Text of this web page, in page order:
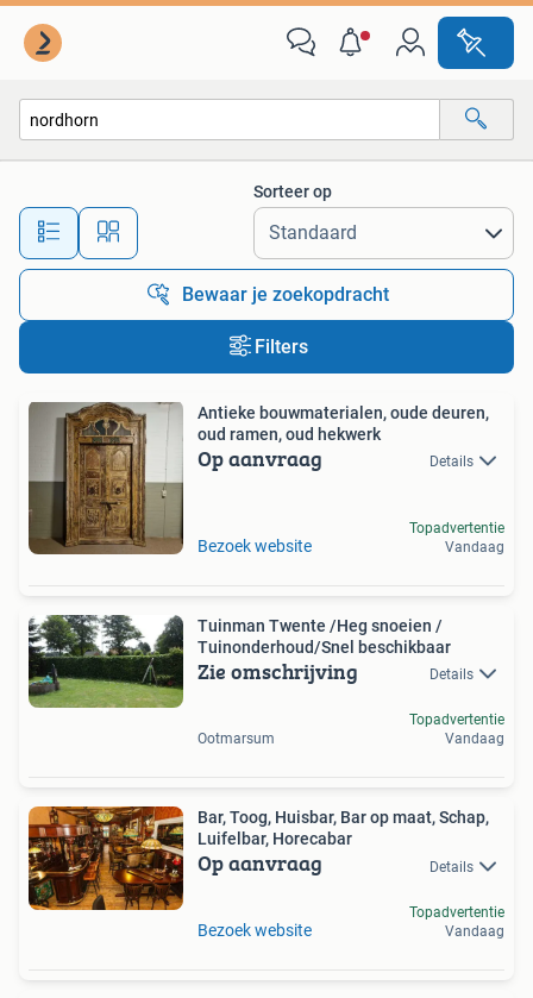
Alle afstanden…
Sorteer op
Bewaar je zoekopdracht
Filters
Antieke bouwmaterialen, oude deuren,
oud ramen, oud hekwerk
Op aanvraag Details
Bezoek website
Topadvertentie
Vandaag
Tuinman Twente /Heg snoeien /
Tuinonderhoud/Snel beschikbaar
Zie omschrijving Details
Ootmarsum
Topadvertentie
Vandaag
Bar, Toog, Huisbar, Bar op maat, Schap,
Luifelbar, Horecabar
Op aanvraag Details
Bezoek website
Topadvertentie
Vandaag